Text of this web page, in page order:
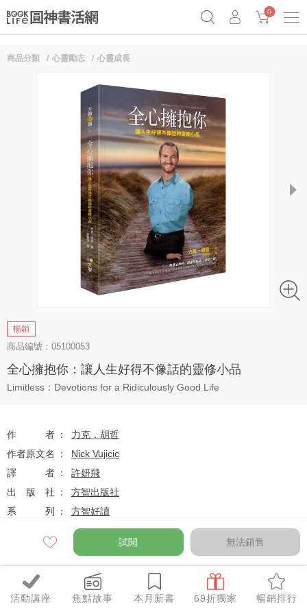
Netflix話題章魚小說！
0
活動講座 焦點故事 本月新書 69折獨家 暢銷排行
商品分類 心靈勵志 心靈成長
next
暢銷
商品編號：05100053
全心擁抱你：讓人生好得不像話的靈修小品
Limitless：Devotions for a Ridiculously Good Life
作者
力克．胡哲
作者原文名
Nick Vujicic
譯者
許妍飛
出版社
方智出版社
系列
方智好讀
2014-04-30
定價 $280
試閱 無法銷售